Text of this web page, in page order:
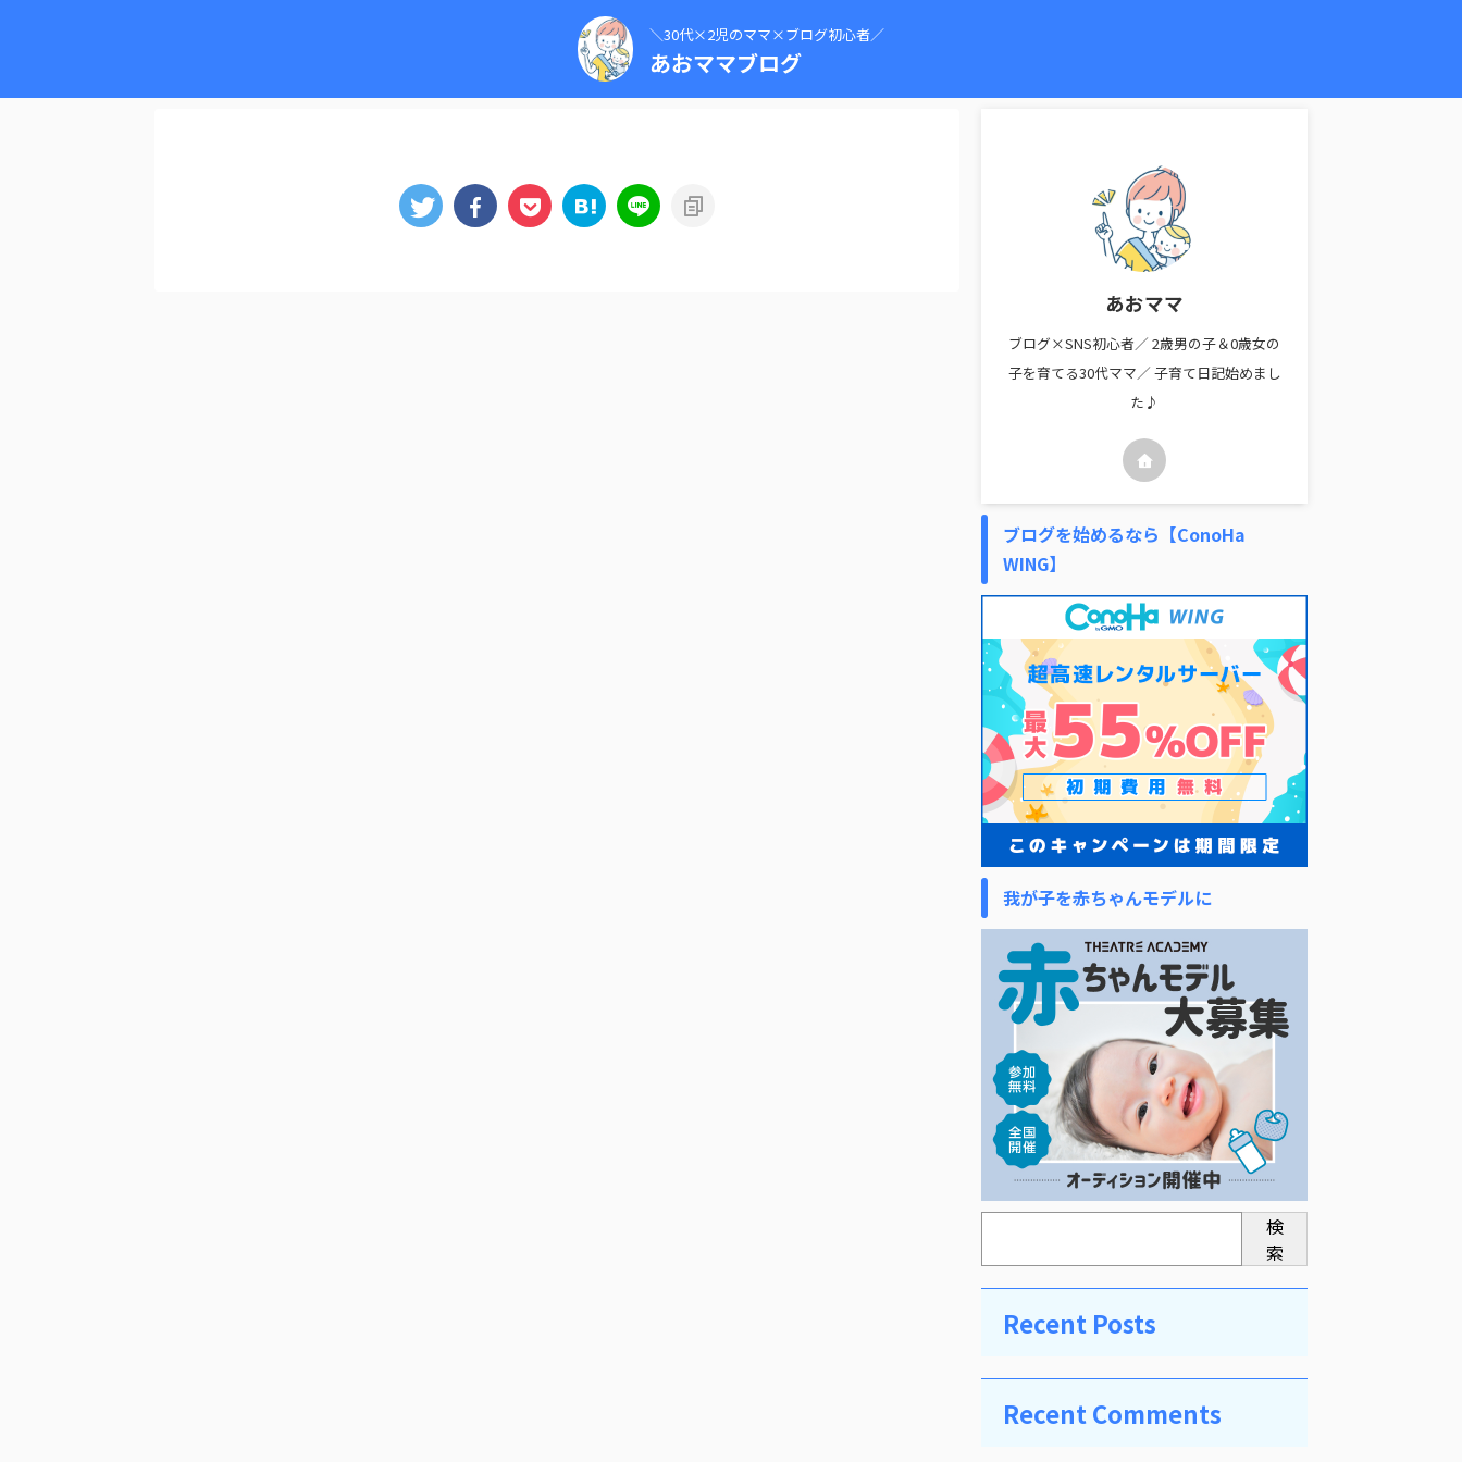
＼30代×2児のママ×ブログ初心者／
あおママブログ
あおママ
ブログ×SNS初心者／ 2歳男の子＆0歳女の
子を育てる30代ママ／ 子育て日記始めまし
た♪
ブログを始めるなら【ConoHa
WING】
我が子を赤ちゃんモデルに
検
索
Recent Posts
Recent Comments